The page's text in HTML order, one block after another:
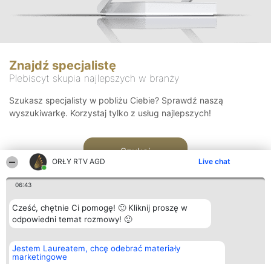
ORŁY RTV AGD Live chat
06:43
Cześć, chętnie Ci pomogę! 🙂 Kliknij proszę w
odpowiedni temat rozmowy! 🙂
Jestem Laureatem, chcę odebrać materiały
marketingowe
Znajdź specjalistę
Plebiscyt skupia najlepszych w branży
Szukasz specjalisty w pobliżu Ciebie? Sprawdź naszą
wyszukiwarkę. Korzystaj tylko z usług najlepszych!
Szukaj
Organizator plebiscytu
Bright Side Solutions sp. z o.
o. sp. k.
Plebiscyt
Laureaci
Kontakt
Kontakt